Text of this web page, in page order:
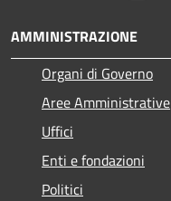
AMMINISTRAZIONE
Organi di Governo
Aree Amministrative
Uffici
Enti e fondazioni
Politici